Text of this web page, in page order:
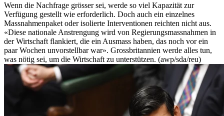
Wenn die Nachfrage grösser sei, werde so viel Kapazität zur
Verfügung gestellt wie erforderlich. Doch auch ein einzelnes
Massnahmenpaket oder isolierte Interventionen reichten nicht aus.
«Diese nationale Anstrengung wird von Regierungsmassnahmen in
der Wirtschaft flankiert, die ein Ausmass haben, das noch vor ein
paar Wochen unvorstellbar war». Grossbritannien werde alles tun,
was nötig sei, um die Wirtschaft zu unterstützen. (awp/sda/reu)